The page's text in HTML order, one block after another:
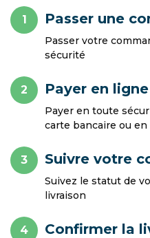
1 Passer une
Passer votre
sécurité
2 Payer en
Payer en toute
carte bancaire ou en
3 Suivre votre
Suivez le statut de
livraison
4 Confirmer la